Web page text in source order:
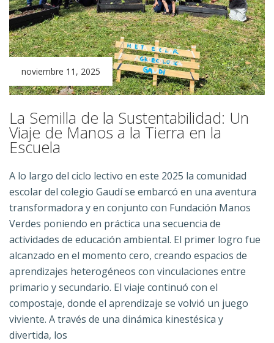
noviembre 11, 2025
La Semilla de la Sustentabilidad: Un
Viaje de Manos a la Tierra en la
Escuela
A lo largo del ciclo lectivo en este 2025 la comunidad
escolar del colegio Gaudí se embarcó en una aventura
transformadora y en conjunto con Fundación Manos
Verdes poniendo en práctica una secuencia de
actividades de educación ambiental. El primer logro fue
alcanzado en el momento cero, creando espacios de
aprendizajes heterogéneos con vinculaciones entre
primario y secundario. El viaje continuó con el
compostaje, donde el aprendizaje se volvió un juego
viviente. A través de una dinámica kinestésica y
divertida, los